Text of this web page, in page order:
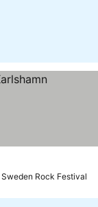
Rock Festival